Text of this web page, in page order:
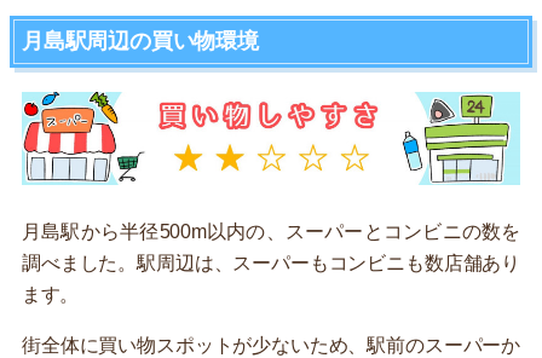
月島駅周辺の買い物環境
月島駅から半径500m以内の、スーパーとコンビニの数を
調べました。駅周辺は、スーパーもコンビニも数店舗あり
ます。
街全体に買い物スポットが少ないため、駅前のスーパーか